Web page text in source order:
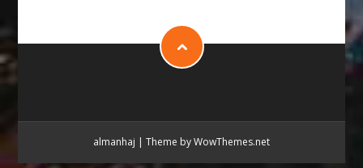
almanhaj | Theme by WowThemes.net